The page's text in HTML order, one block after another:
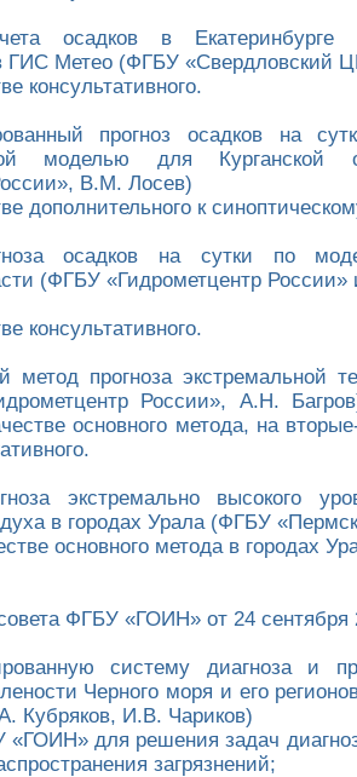
осадков в Екатеринбурге
ГИС Метео (ФГБУ «Свердловский
консультативного.
прогноз осадков на
моделью для Курганской
В.М. Лосев)
дополнительного к
осадков на сутки по
(ФГБУ «Гидрометцентр
консультативного.
метод прогноза экстремальной
России», А.Н.
основного метода, на
экстремально высокого
в городах Урала (ФГБУ
основного метода в городах
ФГБУ «ГОИН» от 24 сентября
систему диагноза и
Черного моря и его
Кубряков, И.В. Чариков)
для решения задач
загрязнений;